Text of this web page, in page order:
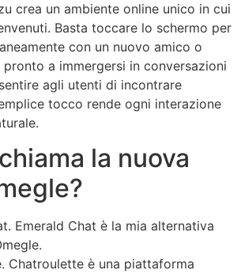
crea un ambiente online unico in cui
Basta toccare lo schermo per
con un nuovo amico o
a immergersi in conversazioni
agli utenti di incontrare
tocco rende ogni interazione
la nuova
Emerald Chat è la mia alternativa
Chatroulette è una piattaforma